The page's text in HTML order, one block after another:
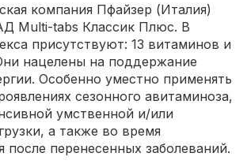
компания Пфайзер (Италия)
Multi-tabs Классик Плюс. В
присутствуют: 13 витаминов и
нацелены на поддержание
Особенно уместно применять
сезонного авитаминоза,
умственной и/или
а также во время
после перенесенных заболеваний.